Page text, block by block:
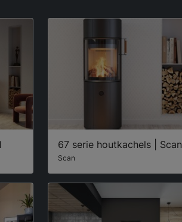
67 serie houtkachels | Scan
Scan